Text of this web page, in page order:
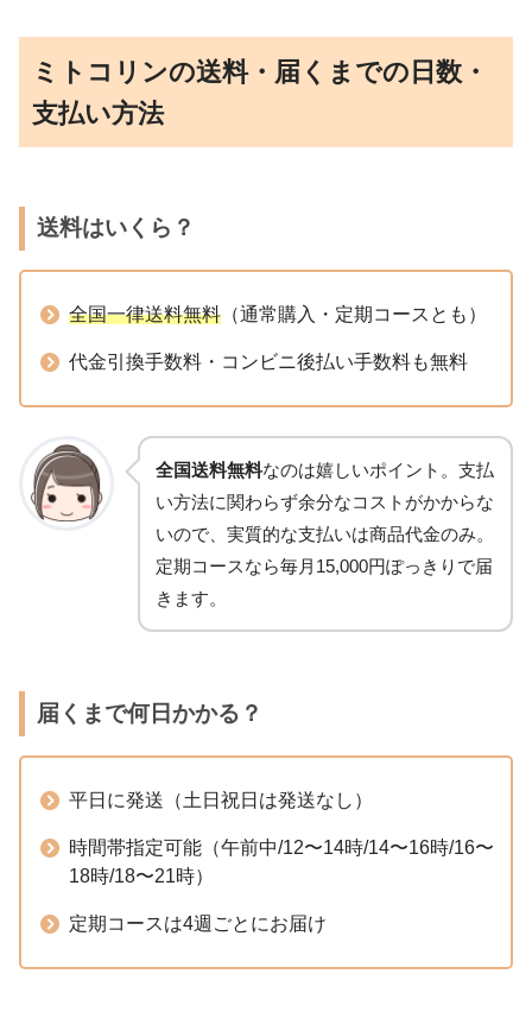
ミトコリンの送料・届くまでの日数・
支払い方法
送料はいくら？
全国一律送料無料 （通常購入・定期コースとも）
代金引換手数料・コンビニ後払い手数料も無料
全国送料無料なのは嬉しいポイント。支払
い方法に関わらず余分なコストがかからな
いので、実質的な支払いは商品代金のみ。
定期コースなら毎月15,000円ぽっきりで届
きます。
届くまで何日かかる？
平日に発送（土日祝日は発送なし）
時間帯指定可能（午前中/12〜14時/14〜16時/16〜
18時/18〜21時）
定期コースは4週ごとにお届け